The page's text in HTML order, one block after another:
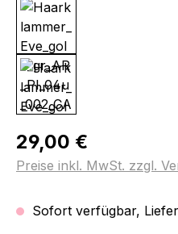
Regulärer Preis:
29,00 €
Preise inkl. MwSt. zzgl.
Sofort verfügbar,